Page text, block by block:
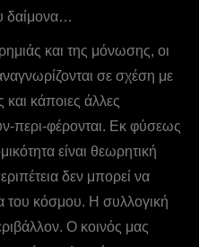
δαίμονα…
και της μόνωσης, οι
σε σχέση με
κάποιες άλλες
περι-φέρονται. Εκ φύσεως
είναι θεωρητική
δεν μπορεί να
του κόσμου. Η συλλογική
Ο κοινός μας